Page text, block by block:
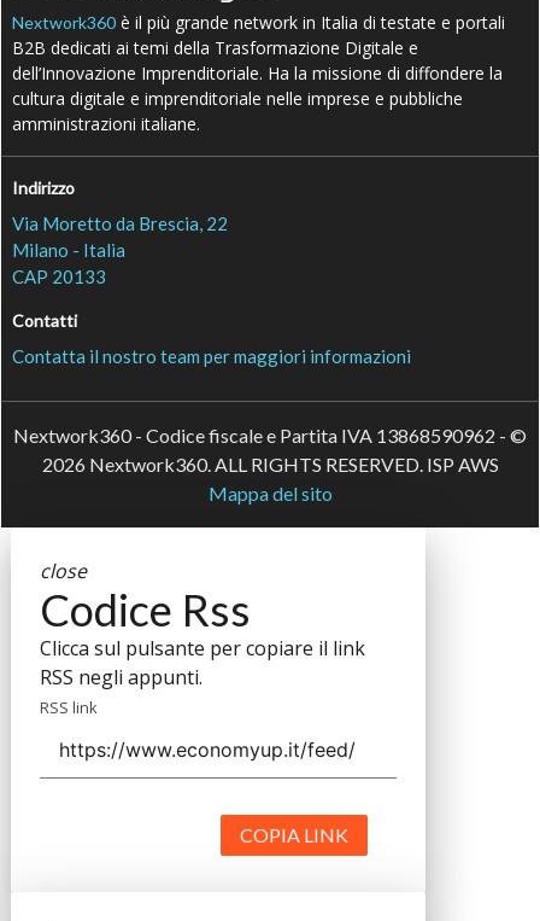
Nextwork360 è il più grande network in Italia di testate e portali
B2B dedicati ai temi della Trasformazione Digitale e
dell’Innovazione Imprenditoriale. Ha la missione di diffondere la
cultura digitale e imprenditoriale nelle imprese e pubbliche
amministrazioni italiane.
Indirizzo
Via Moretto da Brescia, 22
Milano - Italia
CAP 20133
Contatti
Contatta il nostro team per maggiori informazioni
Nextwork360 - Codice fiscale e Partita IVA 13868590962 - ©
2026 Nextwork360. ALL RIGHTS RESERVED. ISP AWS
Mappa del sito
close
Codice Rss
Clicca sul pulsante per copiare il link
RSS negli appunti.
RSS link
COPIA LINK